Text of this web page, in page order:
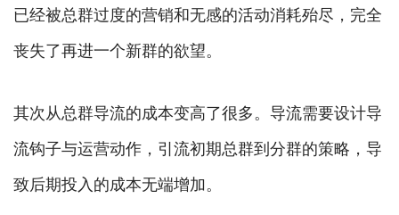
已经被总群过度的营销和无感的活动消耗殆尽，完全
丧失了再进一个新群的欲望。
其次从总群导流的成本变高了很多。导流需要设计导
流钩子与运营动作，引流初期总群到分群的策略，导
致后期投入的成本无端增加。